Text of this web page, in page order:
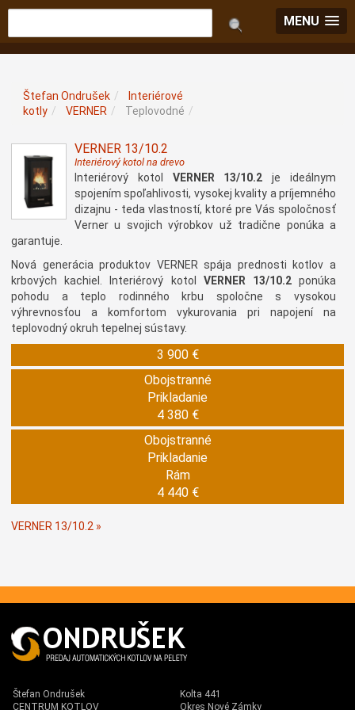
MENU
Štefan Ondrušek /
Interiérové
kotly / VERNER / Teplovodné /
VERNER 13/10.2
Interiérový kotol na drevo
Interiérový kotol VERNER 13/10.2 je ideálnym
spojením spoľahlivosti, vysokej kvality a príjemného
dizajnu - teda vlastností, ktoré pre Vás spoločnosť
Verner u svojich výrobkov už tradične ponúka a
garantuje.
Nová generácia produktov VERNER spája prednosti kotlov a
krbových kachiel. Interiérový kotol VERNER 13/10.2ponúka
pohodu a teplo rodinného krbu spoločne s vysokou
výhrevnosťou a komfortom vykurovania pri napojení na
teplovodný okruh tepelnej sústavy.
3 900 €
Obojstranné
Prikladanie
4 380 €
Obojstranné
Prikladanie
Rám
4 440 €
VERNER 13/10.2 »
Štefan Ondrušek
CENTRUM KOTLOV
Kolta 441
Okres Nové Zámky